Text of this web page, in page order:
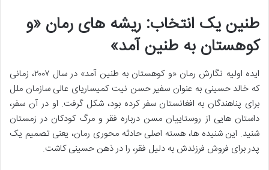
طنین یک انتخاب: ریشه های رمان «و
کوهستان به طنین آمد»
ایده اولیه نگارش رمان «و کوهستان به طنین آمد» در سال ۲۰۰۷، زمانی
که خالد حسینی به عنوان سفیر حسن نیت کمیساریای عالی سازمان ملل
برای پناهندگان به افغانستان سفر کرده بود، شکل گرفت. او در آن سفر،
داستان هایی از روستاییان مسن درباره فقر و مرگ کودکان در زمستان
شنید. این شنیده ها، هسته اصلی حادثه محوری رمان، یعنی تصمیم یک
پدر برای فروش فرزندش به دلیل فقر، را در ذهن حسینی کاشت.